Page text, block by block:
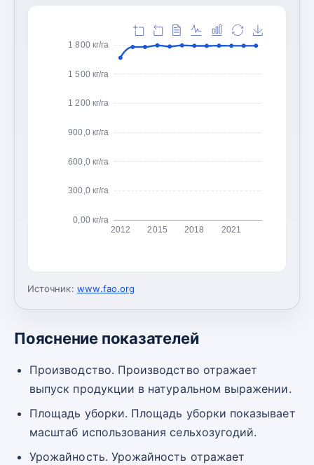
0,00 кг/га
300,0 кг/га
600,0 кг/га
900,0 кг/га
1 200 кг/га
1 500 кг/га
1 800 кг/га
2012 2015 2018 2021
Источник: www.fao.org
Пояснение показателей
Производство. Производство отражает
выпуск продукции в натуральном выражении.
Площадь уборки. Площадь уборки показывает
масштаб использования сельхозугодий.
Урожайность. Урожайность отражает